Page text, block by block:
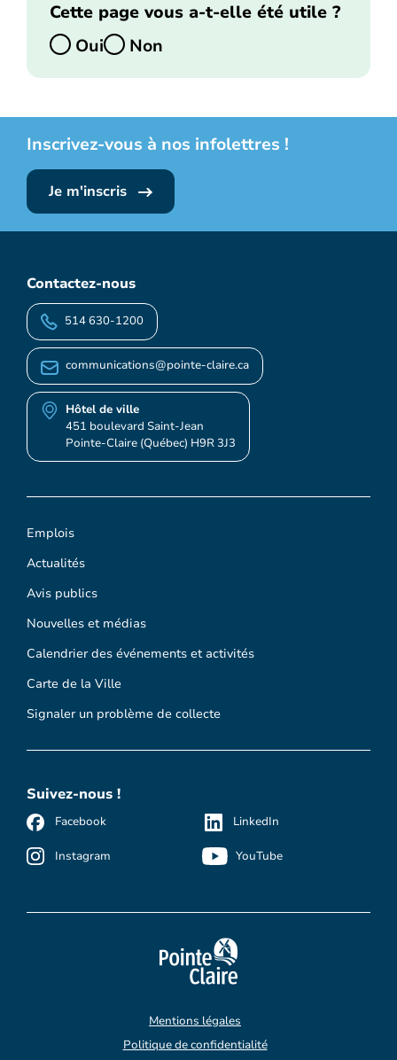
Cette page vous a-t-elle été utile ?
Oui
Non
Inscrivez-vous à nos infolettres !
Je m'inscris
Emplois
Actualités
Avis publics
Nouvelles et médias
Calendrier des événements et activités
Carte de la Ville
Signaler un problème de collecte
Contactez-nous
514 630-1200
communications@pointe-claire.ca
Hôtel de ville
451 boulevard Saint-Jean
Pointe-Claire (Québec) H9R 3J3
Suivez-nous !
Facebook
Instagram
LinkedIn
YouTube
Mentions légales
Politique de confidentialité